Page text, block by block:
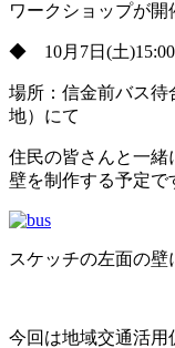
ワークショップが開
◆ 10月7日(土)15:00
場所：信金前バス待
地）にて
住民の皆さんと一緒
壁を制作する予定で
スケッチの左面の壁
今回は地域交通活用